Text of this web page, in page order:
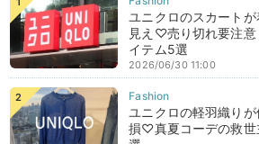
ユニクロのスカート
見え♡売り切れ要注
イテム5選
2026/06/30 11:00
ユニクロの軽羽織り
損♡真夏コーデの救世